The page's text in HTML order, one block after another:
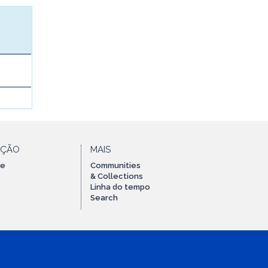
MAIS
Communities
& Collections
Linha do tempo
Search